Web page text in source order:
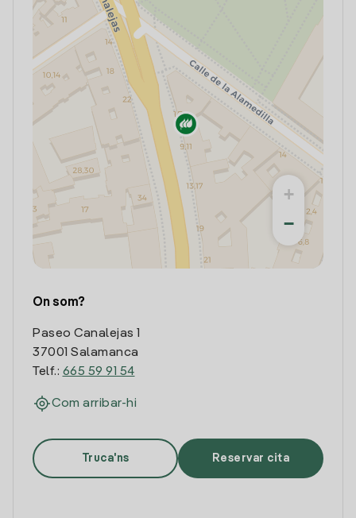
+
−
On som?
Paseo Canalejas 1
37001 Salamanca
Telf.: 665 59 91 54
Com arribar-hi
Truca'ns Reservar cita